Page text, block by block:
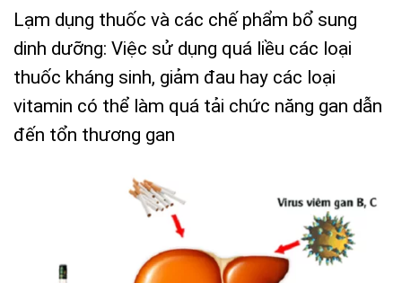
Lạm dụng thuốc và các chế phẩm bổ sung
dinh dưỡng: Việc sử dụng quá liều các loại
thuốc kháng sinh, giảm đau hay các loại
vitamin có thể làm quá tải chức năng gan dẫn
đến tổn thương gan